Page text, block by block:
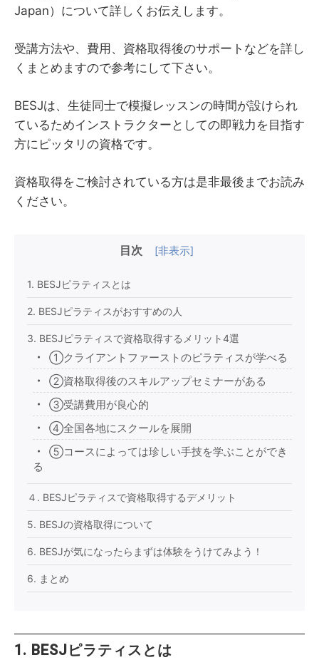
Japan）について詳しくお伝えします。
受講方法や、費用、資格取得後のサポートなどを詳し
くまとめますので参考にして下さい。
BESJは、生徒同士で模擬レッスンの時間が設けられ
ているためインストラクターとしての即戦力を目指す
方にピッタリの資格です。
資格取得をご検討されている方は是非最後までお読み
ください。
目次 [非表示]
1. BESJピラティスとは
2. BESJピラティスがおすすめの人
3. BESJピラティスで資格取得するメリット4選
①クライアントファーストのピラティスが学べる
②資格取得後のスキルアップセミナーがある
③受講費用が良心的
④全国各地にスクールを展開
⑤コースによっては珍しい手技を学ぶことができ
る
４. BESJピラティスで資格取得するデメリット
5. BESJの資格取得について
6. BESJが気になったらまずは体験をうけてみよう！
6. まとめ
1. BESJピラティスとは